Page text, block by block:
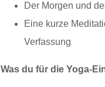
Der Morgen und
Eine kurze
Verfassung
Was du für die Yoga-